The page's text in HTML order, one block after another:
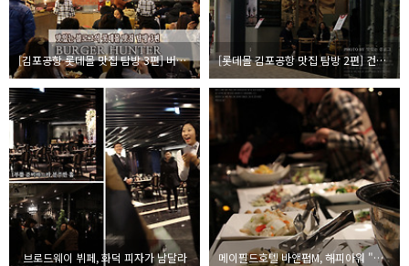
[김포공항 롯데몰 맛집 탐방 3편] 버거 옆구리 터지는 버거헌터 [롯데몰 김포공항 맛집 탐방 2편] 건강한 한방 디저트, 오가다
브로드웨이 뷔페, 화덕 피자가 남달라 메이필드호텔 바앤펍M, 해피아워 "좋아"